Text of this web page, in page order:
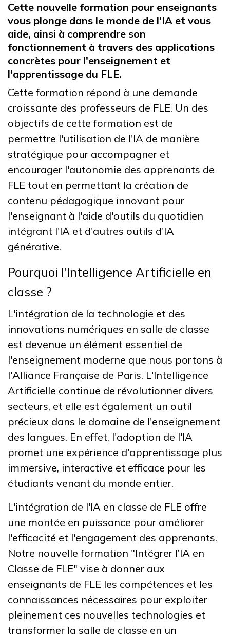
Cette nouvelle formation pour enseignants
vous plonge dans le monde de l'IA et vous
aide, ainsi à comprendre son
fonctionnement à travers des applications
concrètes pour l'enseignement et
l'apprentissage du FLE.
Cette formation répond à une demande
croissante des professeurs de FLE. Un des
objectifs de cette formation est de
permettre l'utilisation de l'IA de manière
stratégique pour accompagner et
encourager l'autonomie des apprenants de
FLE tout en permettant la création de
contenu pédagogique innovant pour
l'enseignant à l'aide d'outils du quotidien
intégrant l'IA et d'autres outils d'IA
générative.
Pourquoi l'Intelligence Artificielle en
classe ?
L'intégration de la technologie et des
innovations numériques en salle de classe
est devenue un élément essentiel de
l'enseignement moderne que nous portons à
l'Alliance Française de Paris. L'Intelligence
Artificielle continue de révolutionner divers
secteurs, et elle est également un outil
précieux dans le domaine de l'enseignement
des langues. En effet, l'adoption de l'IA
promet une expérience d'apprentissage plus
immersive, interactive et efficace pour les
étudiants venant du monde entier.
L'intégration de l'IA en classe de FLE offre
une montée en puissance pour améliorer
l'efficacité et l'engagement des apprenants.
Notre nouvelle formation "Intégrer l’IA en
Classe de FLE" vise à donner aux
enseignants de FLE les compétences et les
connaissances nécessaires pour exploiter
pleinement ces nouvelles technologies et
transformer la salle de classe en un